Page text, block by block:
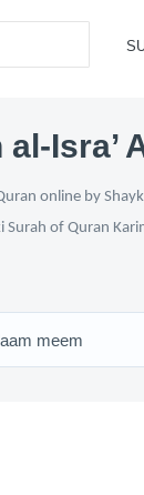
al-Isra’
online by
Surah of Quran